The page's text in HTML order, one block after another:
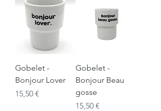
Gobelet -
Bonjour Lover
Prix
15,50 €
Gobelet -
Bonjour Beau
gosse
Prix
15,50 €